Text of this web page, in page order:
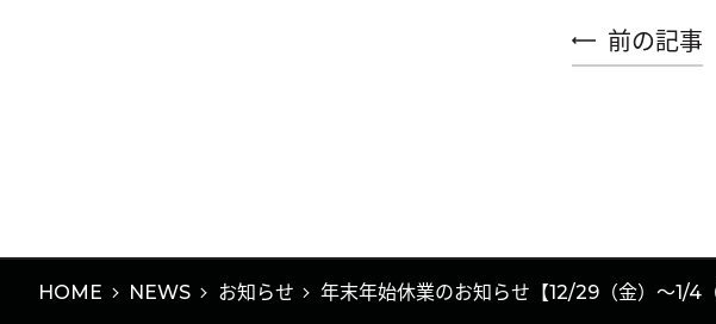
前の記事
HOME NEWS お知らせ 年末年始休業のお知らせ【12/29（金）～1/4（